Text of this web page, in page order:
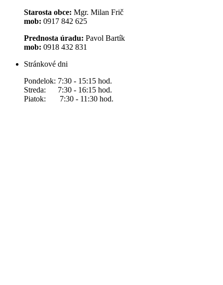
Starosta obce: Mgr. Milan Frič
mob: 0917 842 625
Prednosta úradu: Pavol Bartík
mob: 0918 432 831
Stránkové dni
Pondelok: 7:30 - 15:15 hod.
Streda: 7:30 - 16:15 hod.
Piatok: 7:30 - 11:30 hod.